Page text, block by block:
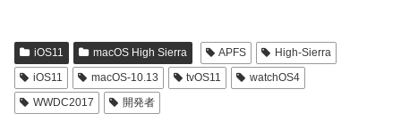
iOS11 macOS High Sierra APFS
High-Sierra
iOS11
macOS-10.13 tvOS11
watchOS4
WWDC2017
開発者